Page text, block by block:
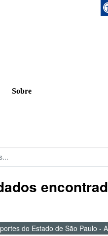
Sobre
do Estado de São Paulo -